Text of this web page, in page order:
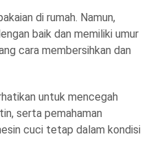
di rumah. Namun,
baik dan memiliki umur
cara membersihkan dan
untuk mencegah
serta pemahaman
cuci tetap dalam kondisi